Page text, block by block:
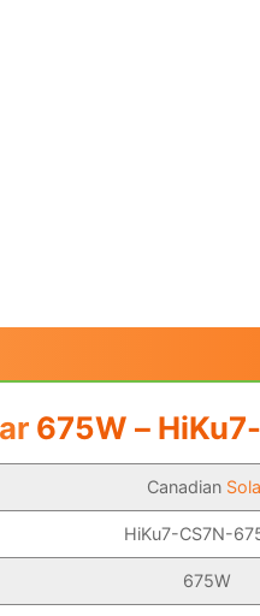
675W –
Canadian
HiKu7-CS7N-
675W